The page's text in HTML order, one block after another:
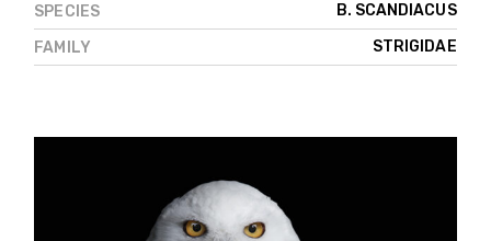
SPECIES
B. SCANDIACUS
FAMILY
STRIGIDAE